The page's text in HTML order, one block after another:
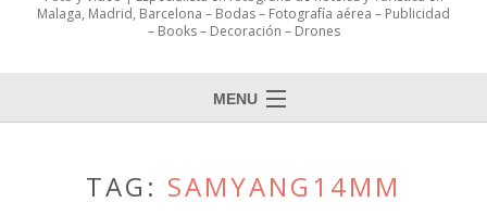
Malaga, Madrid, Barcelona – Bodas – Fotografía aérea – Publicidad
– Books – Decoración – Drones
MENU
TAG: SAMYANG14MM